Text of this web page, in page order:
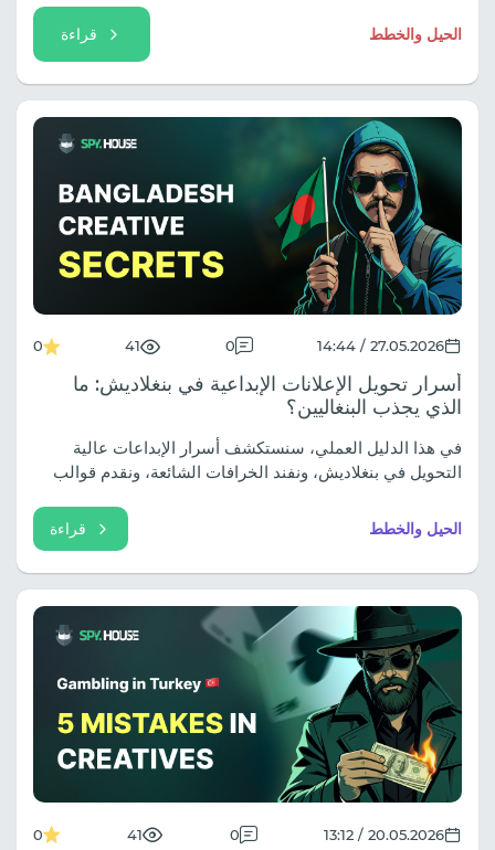
وإنستغرام ريلز، ويوتيوب شورتس بتصفية مقاطع الفيديو التي لا
تجذب انتباه المشاهدين خلال الثواني الثلاث الأولى بشكل صارم.
الحيل والخطط قراءة
27.05.2026 / 14:44
0
41
0
أسرار تحويل الإعلانات الإبداعية في بنغلاديش: ما
الذي يجذب البنغاليين؟
في هذا الدليل العملي، سنستكشف أسرار الإبداعات عالية
التحويل في بنغلاديش، ونفند الخرافات الشائعة، ونقدم قوالب
الحيل والخطط قراءة
20.05.2026 / 13:12
0
41
0